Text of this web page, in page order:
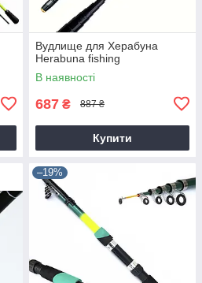
Вудлище для Херабуна
Herabuna fishing
В наявності
687 ₴ 887 ₴
Купити
–19%